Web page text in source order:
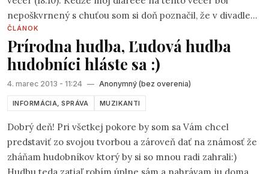
nepoškvrnený s chuťou som si doň poznačil, že v divadle
Ticho a spol
krst zbierky Petrových básní.
ČLÁNOK
Prírodna hudba, Ľudová hudba
hudobníci hláste sa :)
4. marec 2013 - 11:24 — Anonymný (bez overenia)
INFORMÁCIA, SPRÁVA MUZIKANTI
Dobrý deň! Pri všetkej pokore by som sa Vám chcel
predstaviť zo svojou tvorbou a zároveň dať na známosť že
zháňam hudobníkov ktorý by si so mnou radi zahrali:)